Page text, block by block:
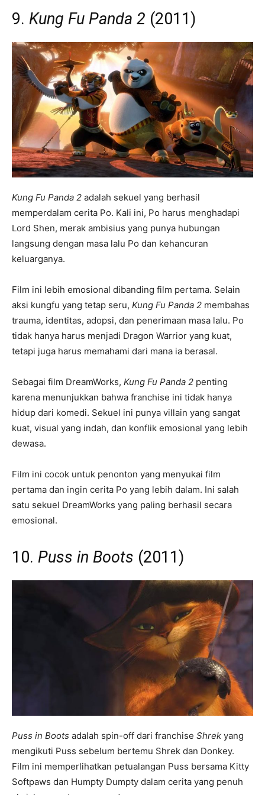
9. Kung Fu Panda 2 (2011)
Kung Fu Panda 2 adalah sekuel yang berhasil
memperdalam cerita Po. Kali ini, Po harus menghadapi
Lord Shen, merak ambisius yang punya hubungan
langsung dengan masa lalu Po dan kehancuran
keluarganya.
Film ini lebih emosional dibanding film pertama. Selain
aksi kungfu yang tetap seru, Kung Fu Panda 2 membahas
trauma, identitas, adopsi, dan penerimaan masa lalu. Po
tidak hanya harus menjadi Dragon Warrior yang kuat,
tetapi juga harus memahami dari mana ia berasal.
Sebagai film DreamWorks, Kung Fu Panda 2 penting
karena menunjukkan bahwa franchise ini tidak hanya
hidup dari komedi. Sekuel ini punya villain yang sangat
kuat, visual yang indah, dan konflik emosional yang lebih
dewasa.
Film ini cocok untuk penonton yang menyukai film
pertama dan ingin cerita Po yang lebih dalam. Ini salah
satu sekuel DreamWorks yang paling berhasil secara
emosional.
10. Puss in Boots (2011)
Puss in Boots adalah spin-off dari franchise Shrek yang
mengikuti Puss sebelum bertemu Shrek dan Donkey.
Film ini memperlihatkan petualangan Puss bersama Kitty
Softpaws dan Humpty Dumpty dalam cerita yang penuh